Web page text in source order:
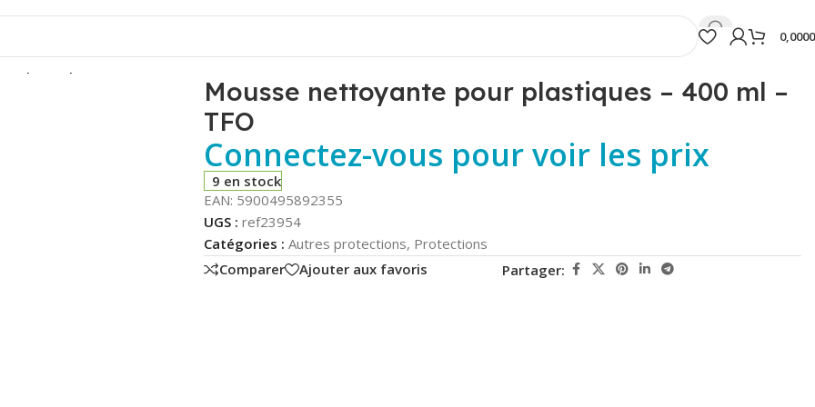
plastiques – 400 ml – TFO
Mousse nettoyante pour plastiques – 400 ml –
TFO
Connectez-vous pour voir les prix
9 en stock
EAN: 5900495892355
UGS : ref23954
Catégories : Autres protections, Protections
Comparer
Ajouter aux favoris Partager: